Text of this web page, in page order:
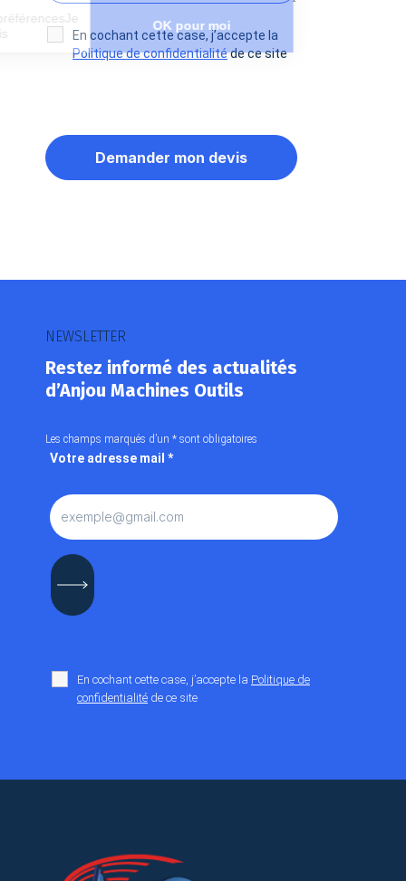
Paramétrer mes préférencesJe
choisis
Axeptio consent
Plateforme de Gestion du Consentement : Personnalisez vos
En cochant cette case, j’accepte la
Politique de confidentialitéde ce site
NEWSLETTER
Restez informé des actualités
d’Anjou Machines Outils
Les champs marqués d’un * sont obligatoires
Votre adresse mail *
En cochant cette case, j’accepte la Politique de
confidentialité de ce site